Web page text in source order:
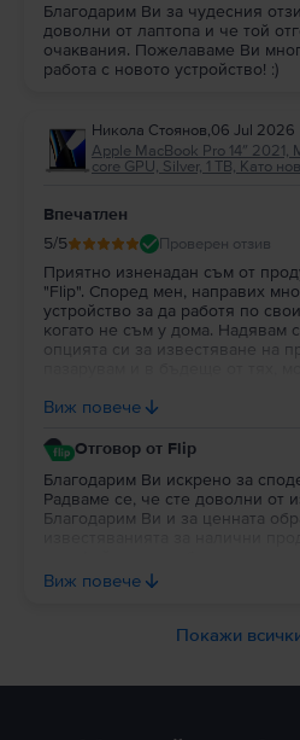
Благодарим Ви за чудесния
доволни от лаптопа и че той
очаквания. Пожелаваме Ви
работа с новото устройство! :)
Никола Стоянов,06 Jul 2026
Apple MacBook Pro 14″ 2021,
core GPU, Silver, 1 TB, Като нов
Впечатлен
5/5 Проверен отзив
Приятно изненадан съм от
"Flip". Според мен, направих
устройство за да работя по
когато не съм у дома. Надявам
опцията си за известяване на
парички за пазаруване.
Виж повече
Отговор от Flip
Благодарим Ви искрено за
Радваме се, че сте доволни от
Благодарим Ви и за ценната
върху подобряването на
Благодарим Ви за доверието!
Виж повече
Покажи